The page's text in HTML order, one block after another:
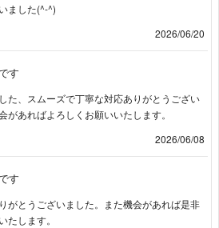
ました(^-^)
2026/06/20
す
た、スムーズで丁寧な対応ありがとうござい
があればよろしくお願いいたします。
2026/06/08
す
がとうございました。また機会があれば是非
たします。